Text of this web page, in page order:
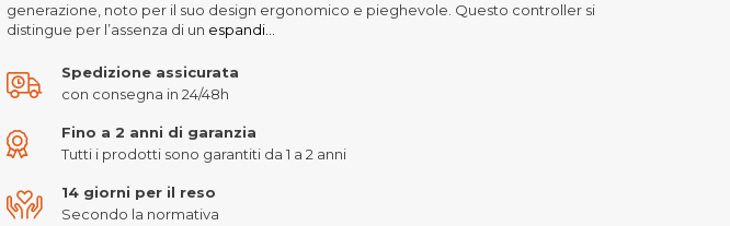
generazione, noto per il suo design ergonomico e pieghevole. Questo controller si
distingue per l’assenza di un espandi...
Spedizione assicurata
con consegna in 24/48h
Fino a 2 anni di garanzia
Tutti i prodotti sono garantiti da 1 a 2 anni
14 giorni per il reso
Secondo la normativa